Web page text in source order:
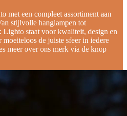
met een compleet assortiment aan
stijlvolle hanglampen tot
staat voor kwaliteit, design en
moeiteloos de juiste sfeer in iedere
meer over ons merk via de knop